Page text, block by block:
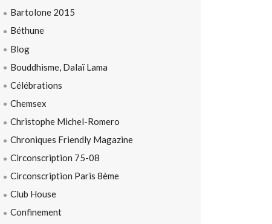
Bartolone 2015
Béthune
Blog
Bouddhisme, Dalaï Lama
Célébrations
Chemsex
Christophe Michel-Romero
Chroniques Friendly Magazine
Circonscription 75-08
Circonscription Paris 8ème
Club House
Confinement